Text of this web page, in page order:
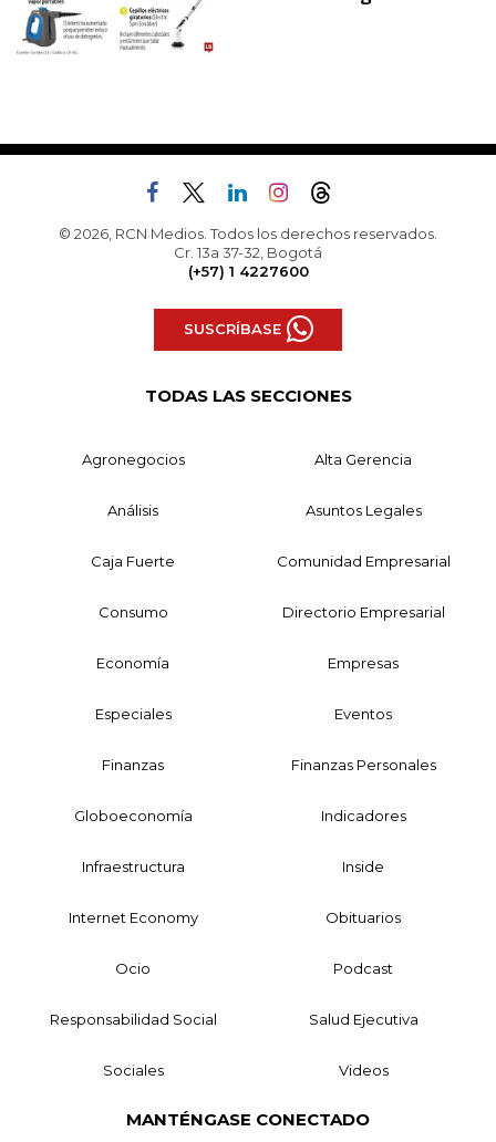
© 2026, RCN Medios. Todos los derechos reservados.
Cr. 13a 37-32, Bogotá
(+57) 1 4227600
SUSCRÍBASE
TODAS LAS SECCIONES
Agronegocios Alta Gerencia
Análisis Asuntos Legales
Caja Fuerte Comunidad Empresarial
Consumo Directorio Empresarial
Economía Empresas
Especiales Eventos
Finanzas Finanzas Personales
Globoeconomía Indicadores
Infraestructura Inside
Internet Economy Obituarios
Ocio Podcast
Responsabilidad Social Salud Ejecutiva
Sociales Videos
MANTÉNGASE CONECTADO